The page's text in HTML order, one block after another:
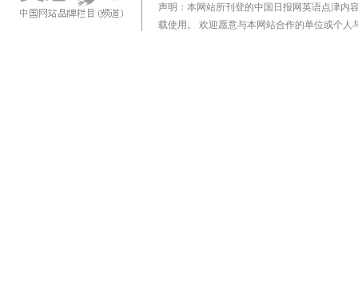
声明：本网站所刊登的中国日报网英语点津内
载使用。 欢迎愿意与本网站合作的单位或个人